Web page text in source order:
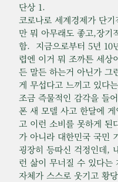
단상 1.
코로나로 세계경제가 단
만 뭐 아무래도 좋고,장기
함. 지금으로부터 5년 10
렵엔 이거 뭐 조까튼 세상
든 말든 하는거 아닌가 그
게 무섭다고 느끼고 있다
조금 즉물적인 감각을 들
폰 새 모델 사고 한달에
고 이런 소비를 못하게
가 아니라 대한민국 국민
굉장히 등따신 걱정인데,
런 삶이 무너질 수 있다는
자체가 스스로 웃기고 황